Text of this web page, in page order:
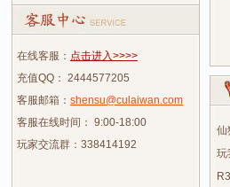
在线客服： 点击进入>>>>
充值QQ： 2444577205
客服邮箱： shensu@culaiwan.com
客服在线时间： 9:00-18:00
玩家交流群：338414192
仙
玩